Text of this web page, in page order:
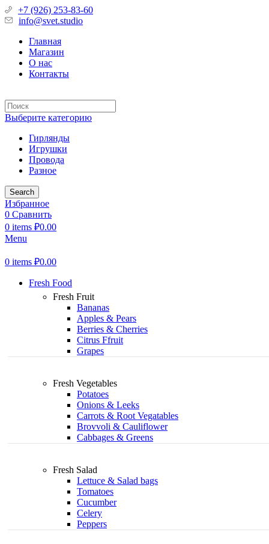
+7 (926) 253-83-60
info@svet.studio
Главная
Магазин
О нас
Контакты
Выберите категорию
Гирлянды
Игрушки
Провода
Разное
Search
Избранное
0 Сравнить
0 items ₽0.00
Menu
0 items ₽0.00
Fresh Food
Fresh Fruit
Bananas
Apples & Pears
Berries & Cherries
Citrus Ffruit
Grapes
Fresh Vegetables
Potatoes
Onions & Leeks
Carrots & Root Vegatables
Brovvoli & Cauliflower
Cabbages & Greens
Fresh Salad
Lettuce & Salad bags
Tomatoes
Cucumber
Celery
Peppers